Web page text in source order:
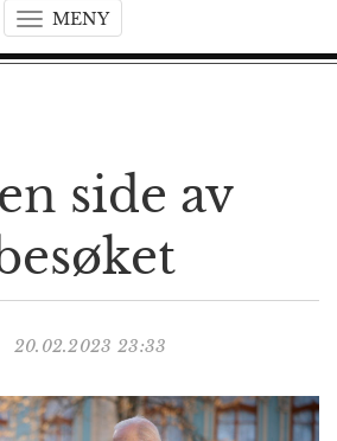
MENYT
o
a
v
i
t
n
side av
20.02.2023 23:33